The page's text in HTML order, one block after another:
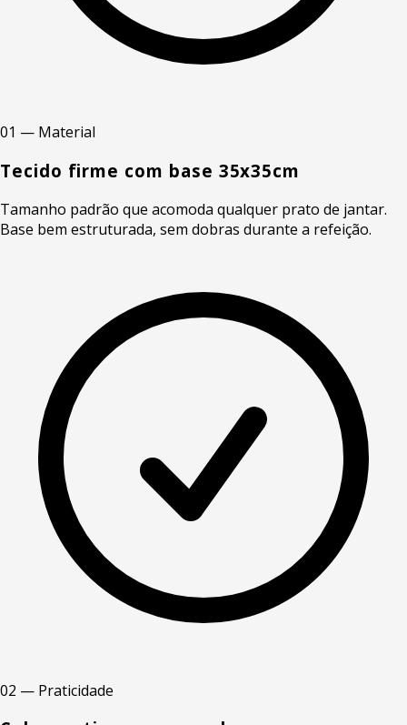
01 — Material
Tecido firme com base 35x35cm
Tamanho padrão que acomoda qualquer prato de jantar.
Base bem estruturada, sem dobras durante a refeição.
02 — Praticidade